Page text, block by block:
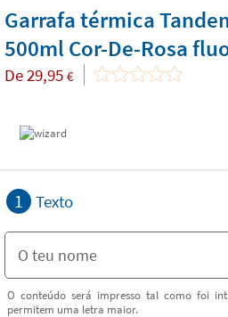
Garrafa térmica
500ml Cor-De-Rosa
De29,95 €
1 Texto
O conteúdo será impresso tal como foi
permitem uma letra maior.